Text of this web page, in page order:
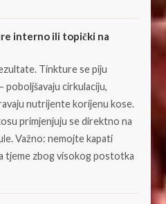
interno ili topički na
Tinkture se piju
cirkulaciju,
nutrijente korijenu kose.
primjenjuju se direktno na
Važno: nemojte kapati
tjeme zbog visokog postotka